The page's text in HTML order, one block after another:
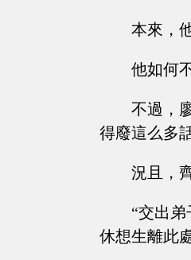
本來，
他如何
不過，
得廢這么多
況且，
“交出
休想生離此